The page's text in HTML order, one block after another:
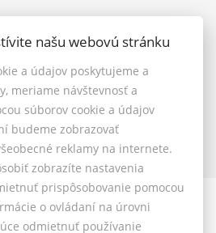
Info
Makléri
nám
Kontakt
našu webovú stránku
a údajov poskytujeme a
meriame návštevnosť a
súborov cookie a údajov
budeme zobrazovať
reklamy na internete.
zobrazíte nastavenia
prispôsobovanie pomocou
o ovládaní na úrovni
odmietnuť používanie